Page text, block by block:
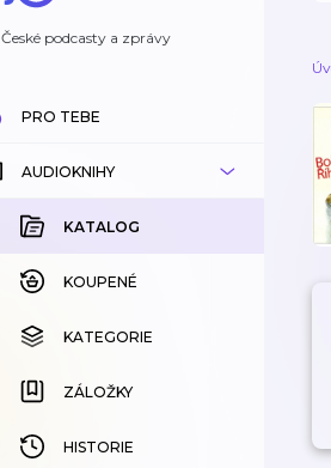
České podcasty a zprávy
PRO TEBE
AUDIOKNIHY
KATALOG
KOUPENÉ
KATEGORIE
ZÁLOŽKY
HISTORIE